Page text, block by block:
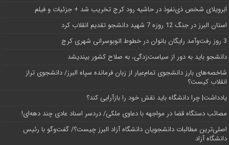
اَبَر‌ویلای شخص ذی‌نفوذ در حاشیه‌ رود کرج تخریب شد + جزئیات و فیلم
استان البرز در جنگ 12 روزه 7 شهید دانشجو تقدیم انقلاب کرد
3 روز رفت‌وآمد رایگان بانوان در خطوط اتوبوسرانی شهری کرج
دانشجو باید به دور از سیاست‌زدگی، به صلاح کشور بیندیشد
شاخصه‌های بارز دانشجوی تمام‌عیار از زبان فرمانده سپاه البرز/ دانشجوی تراز
انقلاب کیست؟
یادداشت| چرا دانشگاه باید نقش خود را بازآرایی کند؟
مصائب دستگاه قضا در مواجهه با دعاوی ملکی/ دردسر اسناد عادی چند‌ دهه‌ای!
اصلی‌ترین مطالبات دانشجویان دانشگاه آزاد البرز چیست؟/ گفت‌وگو با رئیس
دانشگاه آز‌اد